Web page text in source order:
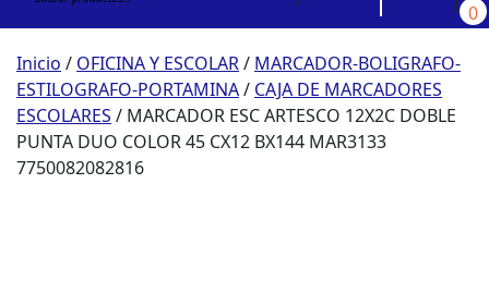
0
Inicio / OFICINA Y ESCOLAR/ MARCADOR-BOLIGRAFO-
ESTILOGRAFO-PORTAMINA/ CAJA DE MARCADORES
ESCOLARES / MARCADOR ESC ARTESCO 12X2C DOBLE
PUNTA DUO COLOR 45 CX12 BX144 MAR3133
7750082082816